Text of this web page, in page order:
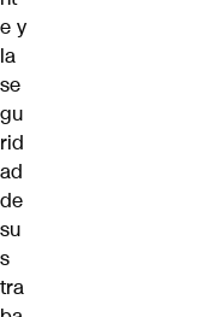
e y
la
se
gu
rid
ad
de
su
s
tra